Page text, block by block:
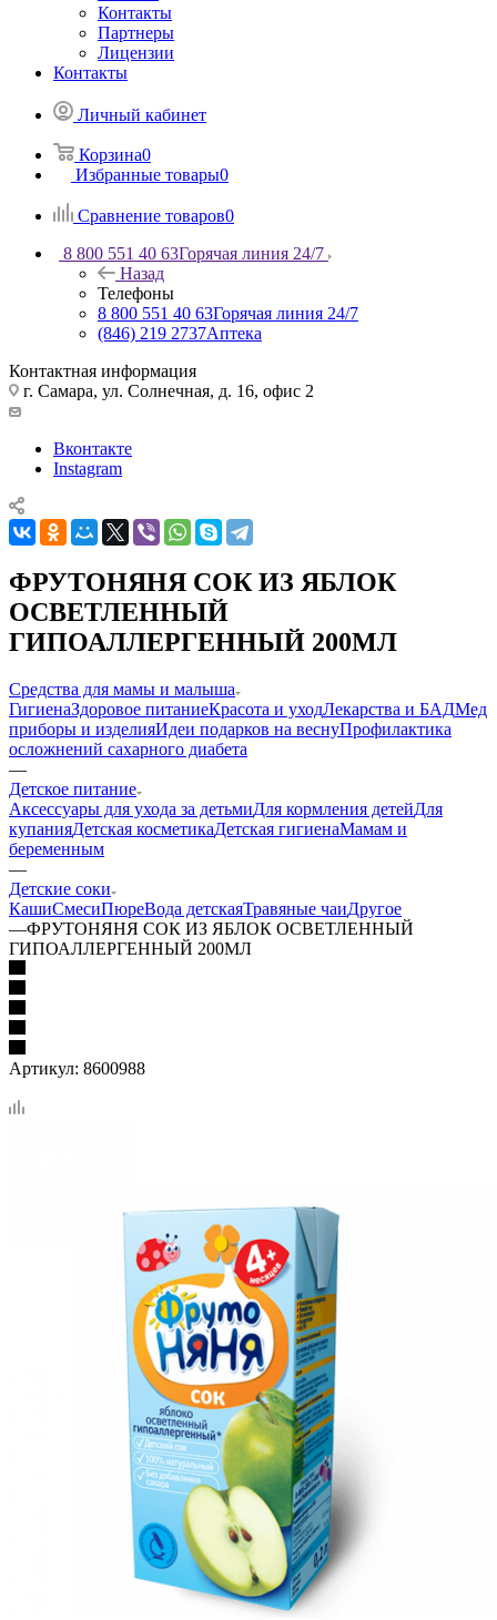
Контакты
Партнеры
Лицензии
Контакты
Личный кабинет
Корзина0
Избранные товары0
Сравнение товаров0
8 800 551 40 63Горячая линия 24/7
Назад
Телефоны
8 800 551 40 63Горячая линия 24/7
(846) 219 2737Аптека
Контактная информация
г. Самара, ул. Солнечная, д. 16, офис 2
Вконтакте
Instagram
ФРУТОНЯНЯ СОК ИЗ ЯБЛОК
ОСВЕТЛЕННЫЙ
ГИПОАЛЛЕРГЕННЫЙ 200МЛ
Средства для мамы и малыша
ГигиенаЗдоровое питаниеКрасота и уходЛекарства и БАДМед
приборы и изделияИдеи подарков на веснуПрофилактика
осложнений сахарного диабета
—
Детское питание
Аксессуары для ухода за детьмиДля кормления детейДля
купанияДетская косметикаДетская гигиенаМамам и
беременным
—
Детские соки
КашиСмесиПюреВода детскаяТравяные чаиДругое
—ФРУТОНЯНЯ СОК ИЗ ЯБЛОК ОСВЕТЛЕННЫЙ
ГИПОАЛЛЕРГЕННЫЙ 200МЛ
Артикул: 8600988